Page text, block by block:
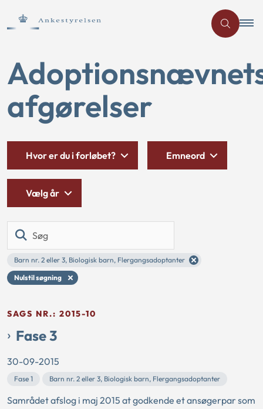
afgørelser
Barn nr. 2 eller 3, Biologisk barn, Flergangsadoptanter
Nulstil søgning
Hvor er du i forløbet? Emneord
Vælg år
SAGS NR.: 2015-10
Fase 3
30-09-2015
Fase 1 Barn nr. 2 eller 3, Biologisk barn, Flergangsadoptanter
Samrådet afslog i maj 2015 at godkende et ansøgerpar som